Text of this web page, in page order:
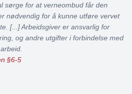
sørge for at verneombud får den
nødvendig for å kunne utføre vervet
[...] Arbeidsgiver er ansvarlig for
og andre utgifter i forbindelse med
§6-5